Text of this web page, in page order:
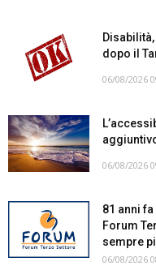
dopo il
06/08/2026
06/08/2026
81 anni
Forum
sempre
06/08/2026